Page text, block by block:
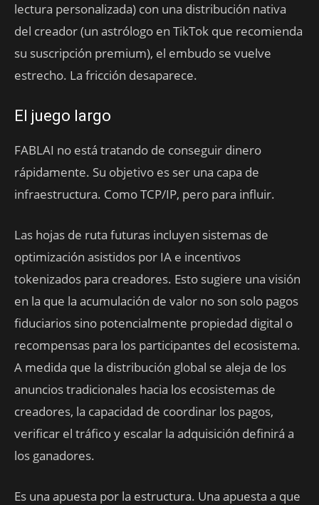
lectura personalizada) con una distribución nativa
del creador (un astrólogo en TikTok que recomienda
su suscripción premium), el embudo se vuelve
estrecho. La fricción desaparece.
El juego largo
FABLAI no está tratando de conseguir dinero
rápidamente. Su objetivo es ser una capa de
infraestructura. Como TCP/IP, pero para influir.
Las hojas de ruta futuras incluyen sistemas de
optimización asistidos por IA e incentivos
tokenizados para creadores. Esto sugiere una visión
en la que la acumulación de valor no son solo pagos
fiduciarios sino potencialmente propiedad digital o
recompensas para los participantes del ecosistema.
A medida que la distribución global se aleja de los
anuncios tradicionales hacia los ecosistemas de
creadores, la capacidad de coordinar los pagos,
verificar el tráfico y escalar la adquisición definirá a
los ganadores.
Es una apuesta por la estructura. Una apuesta a que